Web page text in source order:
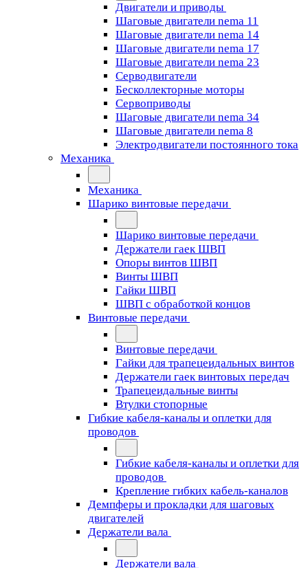
Двигатели и приводы
Шаговые двигатели nema 11
Шаговые двигатели nema 14
Шаговые двигатели nema 17
Шаговые двигатели nema 23
Cерводвигатели
Бесколлекторные моторы
Сервоприводы
Шаговые двигатели nema 34
Шаговые двигатели nema 8
Электродвигатели постоянного тока
Механика
Механика
Шарико винтовые передачи
Шарико винтовые передачи
Держатели гаек ШВП
Опоры винтов ШВП
Винты ШВП
Гайки ШВП
ШВП с обработкой концов
Винтовые передачи
Винтовые передачи
Гайки для трапецеидальных винтов
Держатели гаек винтовых передач
Трапецеидальные винты
Втулки стопорные
Гибкие кабеля-каналы и оплетки для
проводов
Гибкие кабеля-каналы и оплетки для
проводов
Крепление гибких кабель-каналов
Демпферы и прокладки для шаговых
двигателей
Держатели вала
Держатели вала